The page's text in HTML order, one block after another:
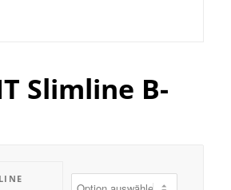
Slimline B-